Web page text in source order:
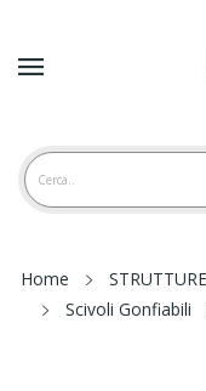
Home
Scivoli Gonfiabili